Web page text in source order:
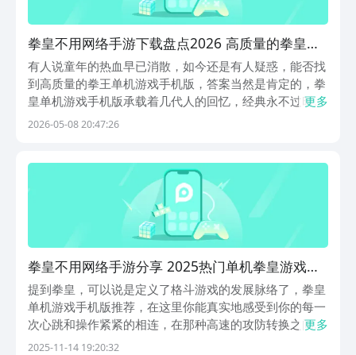
拳皇不用网络手游下载盘点2026 高质量的拳皇单
机游戏手机版汇总
有人说童年的热血早已消散，如今还是有人疑惑，能否找
到高质量的拳王单机游戏手机版，答案当然是肯定的，拳
皇单机游戏手机版承载着几代人的回忆，经典永不过时，
热血也毫不会褪色，想玩这些游戏就来九游下载，九游是
费...
更多
2026-05-08 20:47:26
拳皇不用网络手游分享 2025热门单机拳皇游戏下
载
提到拳皇，可以说是定义了格斗游戏的发展脉络了，拳皇
单机游戏手机版推荐，在这里你能真实地感受到你的每一
次心跳和操作紧紧的相连，在那种高速的攻防转换之间，
你需要一边预判对手的出招，一边去思考用怎样的组合去
更多
2025-11-14 19:20:32